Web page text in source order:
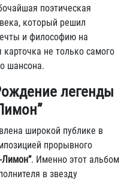
поэтическая
который решил
и философию на
не только самого
шансона.
легенды
широкой публике в
прорывного
. Именно этот альбом
в звезду